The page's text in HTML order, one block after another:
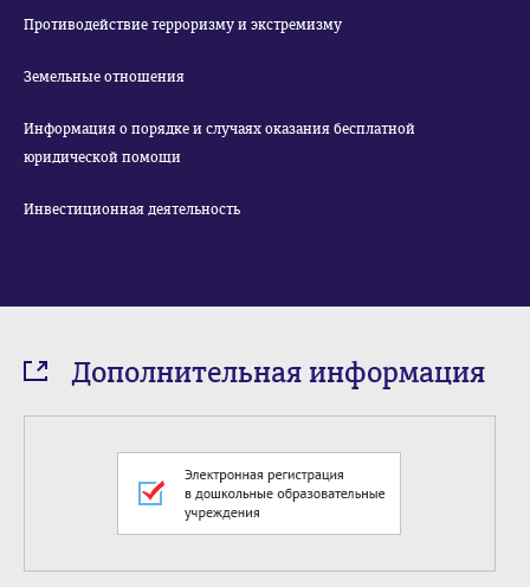
Противодействие терроризму и экстремизму
Земельные отношения
Информация о порядке и случаях оказания бесплатной
юридической помощи
Инвестиционная деятельность
Дополнительная информация